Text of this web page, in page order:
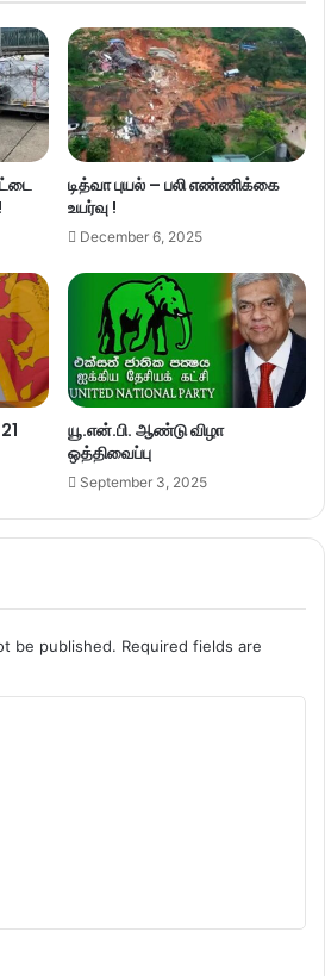
டித்வா புயல் – பலி எண்ணிக்கை
உயர்வு !
December 6, 2025
யூ.என்.பி. ஆண்டு விழா
ஒத்திவைப்பு
September 3, 2025
be published. Required fields are